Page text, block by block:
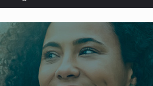
de semana em Porto Velho
CV com arma e drogas em boca
para ampliar ações voltadas a